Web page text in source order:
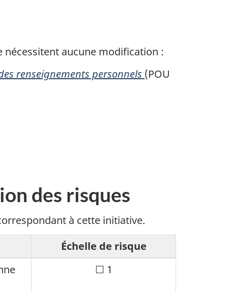
nécessitent aucune modification :
renseignements personnels (POU
des risques
à cette initiative.
Échelle de risque
Case
☐ 1